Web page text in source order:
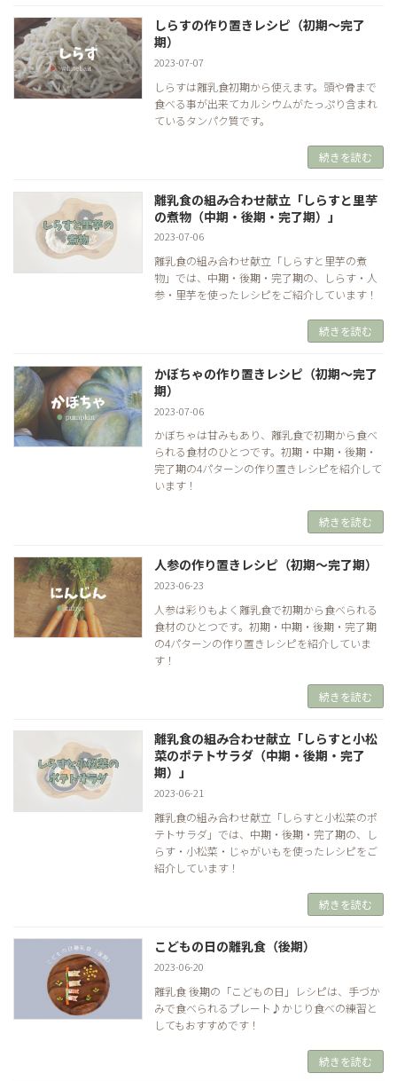
しらすの作り置きレシピ（初期～完了
期）
2023-07-07
しらすは離乳食初期から使えます。頭や骨まで
食べる事が出来てカルシウムがたっぷり含まれ
ているタンパク質です。
続きを読む
離乳食の組み合わせ献立「しらすと里芋
の煮物（中期・後期・完了期）」
2023-07-06
離乳食の組み合わせ献立「しらすと里芋の煮
物」では、中期・後期・完了期の、しらす・人
参・里芋を使ったレシピをご紹介しています！
続きを読む
かぼちゃの作り置きレシピ（初期～完了
期）
2023-07-06
かぼちゃは甘みもあり、離乳食で初期から食べ
られる食材のひとつです。初期・中期・後期・
完了期の4パターンの作り置きレシピを紹介して
います！
続きを読む
人参の作り置きレシピ（初期～完了期）
2023-06-23
人参は彩りもよく離乳食で初期から食べられる
食材のひとつです。初期・中期・後期・完了期
の4パターンの作り置きレシピを紹介していま
す！
続きを読む
離乳食の組み合わせ献立「しらすと小松
菜のポテトサラダ（中期・後期・完了
期）」
2023-06-21
離乳食の組み合わせ献立「しらすと小松菜のポ
テトサラダ」では、中期・後期・完了期の、し
らす・小松菜・じゃがいもを使ったレシピをご
紹介しています！
続きを読む
こどもの日の離乳食（後期）
2023-06-20
離乳食 後期の「こどもの日」レシピは、手づか
みで食べられるプレート♪かじり食べの練習と
してもおすすめです！
続きを読む